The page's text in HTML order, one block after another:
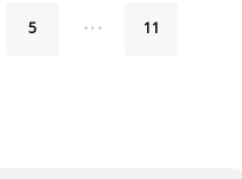
5 … 11